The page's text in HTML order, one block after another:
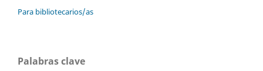
Para bibliotecarios/as
Palabras clave